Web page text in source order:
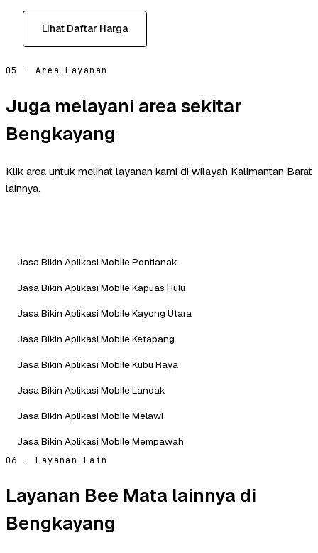
Lihat Daftar Harga
05 — Area Layanan
Juga melayani area sekitar
Bengkayang
Klik area untuk melihat layanan kami di wilayah Kalimantan Barat
lainnya.
Jasa Bikin Aplikasi Mobile Pontianak
Jasa Bikin Aplikasi Mobile Kapuas Hulu
Jasa Bikin Aplikasi Mobile Kayong Utara
Jasa Bikin Aplikasi Mobile Ketapang
Jasa Bikin Aplikasi Mobile Kubu Raya
Jasa Bikin Aplikasi Mobile Landak
Jasa Bikin Aplikasi Mobile Melawi
Jasa Bikin Aplikasi Mobile Mempawah
06 — Layanan Lain
Layanan Bee Mata lainnya di
Bengkayang